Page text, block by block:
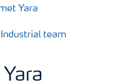
Yara
team